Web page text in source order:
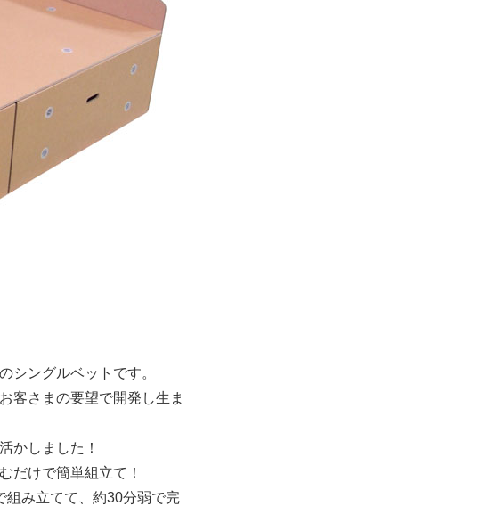
シングルベットです。
客さまの要望で開発し生ま
かしました！
だけで簡単組立て！
組み立てて、約30分弱で完